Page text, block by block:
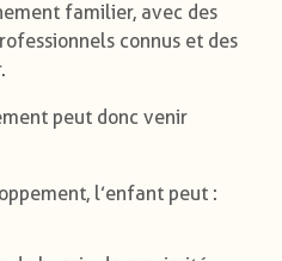
familier, avec des
connus et des
peut donc venir
l’enfant peut :